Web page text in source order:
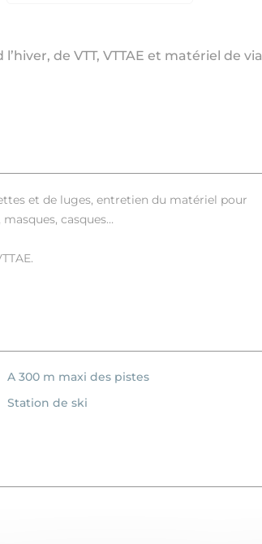
de VTT, VTTAE et matériel de via
et de luges, entretien du matériel pour
casques…
A 300 m maxi des pistes
Station de ski